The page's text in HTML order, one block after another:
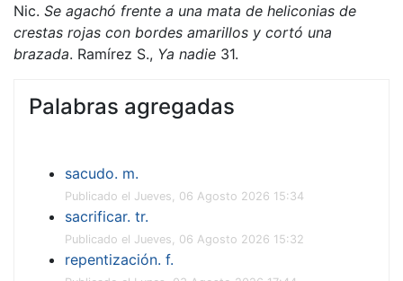
Nic. Se agachó frente a una mata de heliconias de
crestas rojas con bordes amarillos y cortó una
brazada. Ramírez S., Ya nadie 31.
Palabras agregadas
sacudo. m.
Publicado el Jueves, 06 Agosto 2026 15:34
sacrificar. tr.
Publicado el Jueves, 06 Agosto 2026 15:32
repentización. f.